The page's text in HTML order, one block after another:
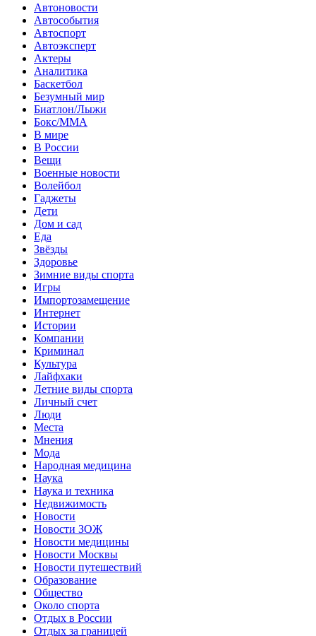
Автоновости
Автособытия
Автоспорт
Автоэксперт
Актеры
Аналитика
Баскетбол
Безумный мир
Биатлон/Лыжи
Бокс/MMA
В мире
В России
Вещи
Военные новости
Волейбол
Гаджеты
Дети
Дом и сад
Еда
Звёзды
Здоровье
Зимние виды спорта
Игры
Импортозамещение
Интернет
Истории
Компании
Криминал
Культура
Лайфхаки
Летние виды спорта
Личный счет
Люди
Места
Мнения
Мода
Народная медицина
Наука
Наука и техника
Недвижимость
Новости
Новости ЗОЖ
Новости медицины
Новости Москвы
Новости путешествий
Образование
Общество
Около спорта
Отдых в России
Отдых за границей